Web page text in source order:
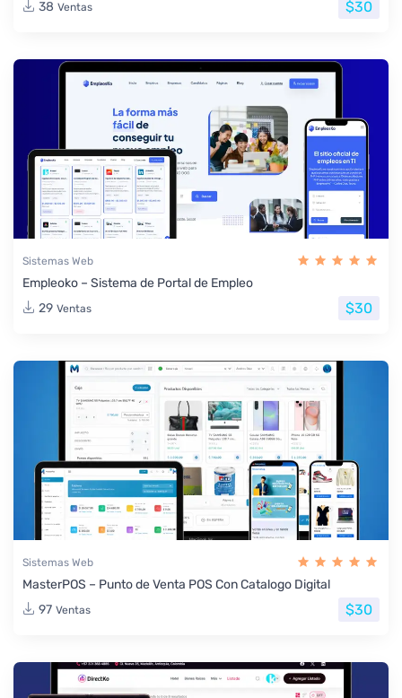
38 Ventas $30
Sistemas Web
Empleoko – Sistema de Portal de Empleo
29 Ventas $30
Sistemas Web
MasterPOS – Punto de Venta POS Con Catalogo Digital
97 Ventas $30